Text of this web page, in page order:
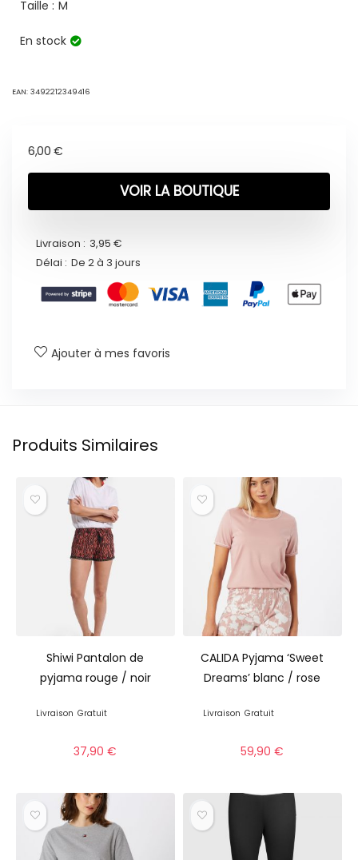
Taille : M
En stock
EAN: 3492212349416
6,00 €
VOIR LA BOUTIQUE
Livraison : 3,95 €
Délai : De 2 à 3 jours
Ajouter à mes favoris
Produits Similaires
Shiwi Pantalon de
pyjama rouge / noir
Livraison Gratuit
37,90€
CALIDA Pyjama ‘Sweet
Dreams’ blanc / rose
Livraison Gratuit
59,90€